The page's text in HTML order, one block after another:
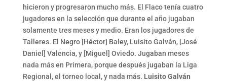
hicieron y progresaron mucho más. El Flaco tenía cuatro
jugadores en la selección que durante el año jugaban
solamente tres meses y medio. Eran los jugadores de
Talleres. El Negro [Héctor] Baley, Luisito Galván, [José
Daniel] Valencia, y [Miguel] Oviedo. Jugaban meses
nada más en Primera, porque después jugaban la Liga
Regional, el torneo local, y nada más. Luisito Galván